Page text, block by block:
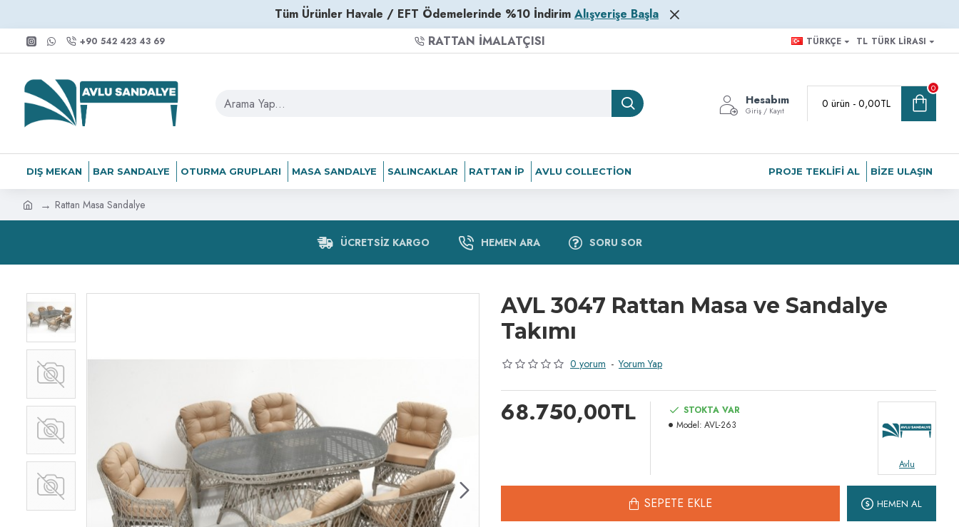
Tüm Ürünler Havale / EFT Ödemelerinde %10 İndirim Alışverişe Başla
+90 542 423 43 69 RATTAN İMALATÇISI TÜRKÇE TL TÜRK LIRASI
Hesabım
Giriş / Kayıt
0 ürün - 0,00TL
0
DIŞ MEKAN BAR SANDALYE OTURMA GRUPLARI MASA SANDALYE SALINCAKLAR RATTAN İP AVLU COLLECTION PROJE TEKLIFI AL BIZE ULAŞIN
Rattan Masa Sandalye
ÜCRETSIZ KARGO HEMEN ARA SORU SOR
AVL 3047 Rattan Masa ve Sandalye
Takımı
0 yorum - Yorum Yap
68.750,00TL
STOKTA VAR
Model: AVL-263
Avlu
SEPETE EKLE HEMEN AL